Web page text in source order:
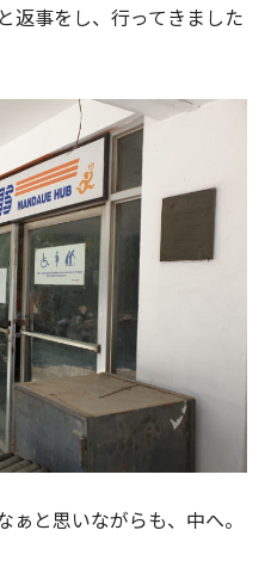
返事をし、行ってきました
ぁと思いながらも、中へ。